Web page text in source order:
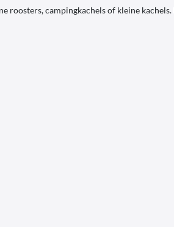
roosters, campingkachels of kleine